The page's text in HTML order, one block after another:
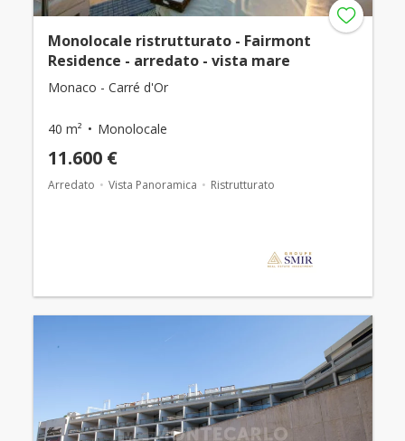
Monolocale ristrutturato - Fairmont
Residence - arredato - vista mare
Monaco - Carré d'Or
40 m² Monolocale
11.600 €
Arredato Vista Panoramica Ristrutturato